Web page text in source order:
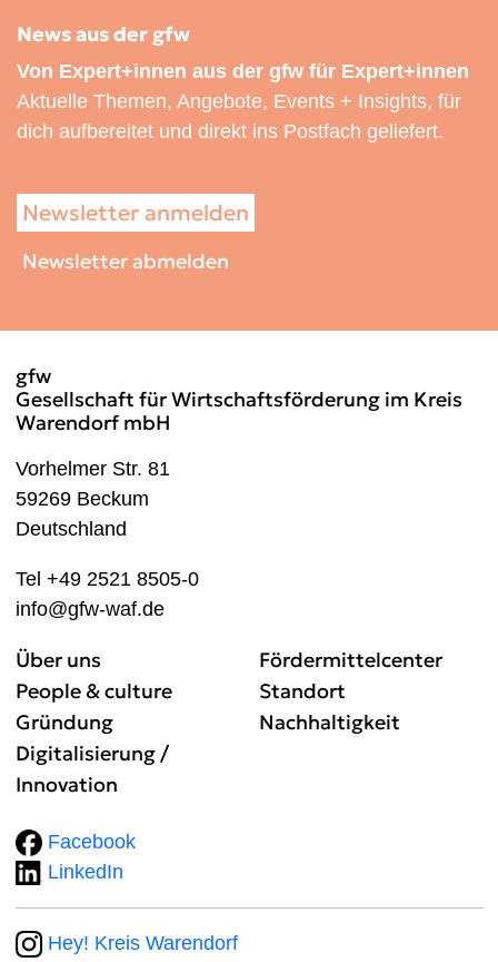
News aus der gfw
Von Expert+innen aus der gfw für Expert+innen
Aktuelle Themen, Angebote, Events + Insights, für
dich aufbereitet und direkt ins Postfach geliefert.
Newsletter anmelden
Newsletter abmelden
gfw
Gesellschaft für Wirtschaftsförderung im Kreis
Warendorf mbH
Vorhelmer Str. 81
59269 Beckum
Deutschland
Tel +49 2521 8505-0
info@gfw-waf.de
Über uns
People & culture
Gründung
Digitalisierung /
Innovation
Fördermittelcenter
Standort
Nachhaltigkeit
Facebook
LinkedIn
Hey! Kreis Warendorf